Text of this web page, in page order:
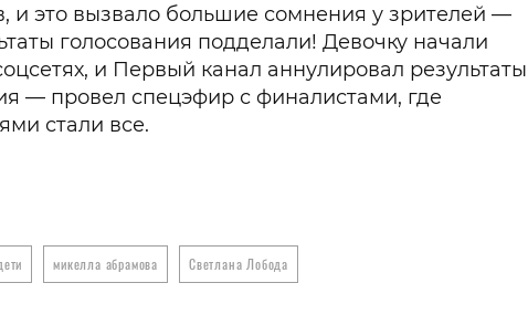
и это вызвало большие сомнения у зрителей —
голосования подделали! Девочку начали
и Первый канал аннулировал результаты
— провел спецэфир с финалистами, где
стали все.
микелла абрамова Светлана Лобода